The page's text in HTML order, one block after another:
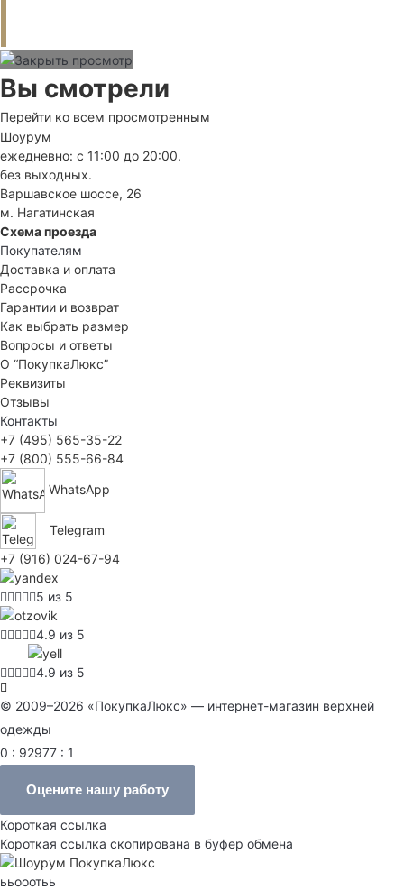
Вы смотрели
Перейти ко всем просмотренным
Шоурум
ежедневно: с 11:00 до 20:00.
без выходных.
Варшавское шоссе, 26
м. Нагатинская
Схема проезда
Покупателям
Доставка и оплата
Рассрочка
Гарантии и возврат
Как выбрать размер
Вопросы и ответы
О “ПокупкаЛюкс”
Реквизиты
Отзывы
Контакты
+7 (495) 565-35-22
+7 (800) 555-66-84
WhatsApp
Telegram
+7 (916) 024-67-94
5 из 5
4.9 из 5
4.9 из 5
© 2009–2026 «ПокупкаЛюкс» — интернет-магазин верхней
одежды
0 : 92977 : 1
Оцените нашу работу
Короткая ссылка
Короткая ссылка скопирована в буфер обмена
ььооотьь